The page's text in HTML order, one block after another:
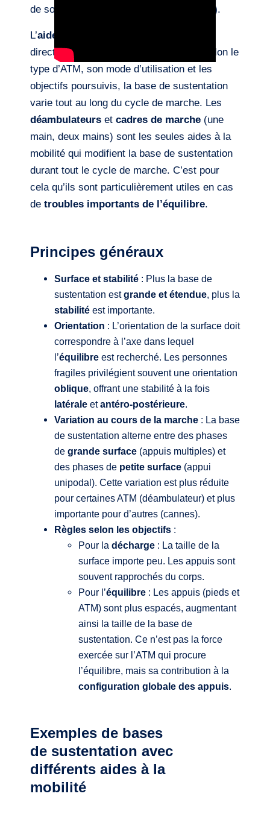
de son
aide technique de marche (ATM).
L’aide à la mobilité
directement la
. Selon le
type d’ATM, son mode d’utilisation et les
objectifs poursuivis, la base de sustentation
varie tout au long du cycle de marche. Les
déambulateurs et cadres de marche (une
main, deux mains) sont les seules aides à la
mobilité qui modifient la base de sustentation
durant tout le cycle de marche. C’est pour
cela qu’ils sont particulièrement utiles en cas
de troubles importants de l’équilibre.
Principes généraux
Surface et stabilité : Plus la base de
sustentation estgrande et étendue , plus la
stabilité est importante.
Orientation : L’orientation de la surface doit
correspondre à l’axe dans lequel
l’équilibre est recherché. Les personnes
fragiles privilégient souvent une orientation
oblique , offrant une stabilité à la fois
latérale etantéro-postérieure
Variation au cours de la marche : La base
de sustentation alterne entre des phases
de grande surface (appuis multiples) et
des phases de petite surface (appui
unipodal). Cette variation est plus réduite
pour certaines ATM (déambulateur) et plus
importante pour d’autres (cannes).
Règles selon les objectifs :
Pour la décharge : La taille de la
surface importe peu. Les appuis sont
souvent rapprochés du corps.
Pour l’équilibre : Les appuis (pieds et
ATM) sont plus espacés, augmentant
ainsi la taille de la base de
sustentation. Ce n’est pas la force
exercée sur l’ATM qui procure
l’équilibre, mais sa contribution à la
configuration globale des appuis
Exemples de bases
de sustentation avec
différents aides à la
mobilité